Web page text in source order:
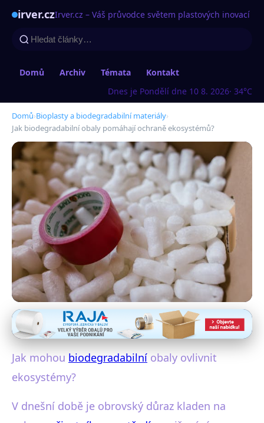
irver.czIrver.cz – Váš průvodce světem plastových inovací
Domů Archiv Témata
Kontakt
Dnes je Pondělí dne 10 8. 2026· 34°C
Domů›Bioplasty a biodegradabilní materiály›
Jak biodegradabilní obaly pomáhají ochraně ekosystémů?
Bioplasty a biodegradabilní materiály
Jak biodegradabilní obaly
pomáhají ochraně
Jak mohou biodegradabilní obaly ovlivnit
ekosystémy?
V dnešní době je obrovský důraz kladen na